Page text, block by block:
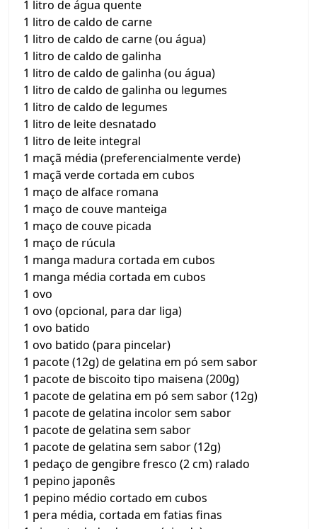
1 litro de água quente
1 litro de caldo de carne
1 litro de caldo de carne (ou água)
1 litro de caldo de galinha
1 litro de caldo de galinha (ou água)
1 litro de caldo de galinha ou legumes
1 litro de caldo de legumes
1 litro de leite desnatado
1 litro de leite integral
1 maçã média (preferencialmente verde)
1 maçã verde cortada em cubos
1 maço de alface romana
1 maço de couve manteiga
1 maço de couve picada
1 maço de rúcula
1 manga madura cortada em cubos
1 manga média cortada em cubos
1 ovo
1 ovo (opcional, para dar liga)
1 ovo batido
1 ovo batido (para pincelar)
1 pacote (12g) de gelatina em pó sem sabor
1 pacote de biscoito tipo maisena (200g)
1 pacote de gelatina em pó sem sabor (12g)
1 pacote de gelatina incolor sem sabor
1 pacote de gelatina sem sabor
1 pacote de gelatina sem sabor (12g)
1 pedaço de gengibre fresco (2 cm) ralado
1 pepino japonês
1 pepino médio cortado em cubos
1 pera média, cortada em fatias finas